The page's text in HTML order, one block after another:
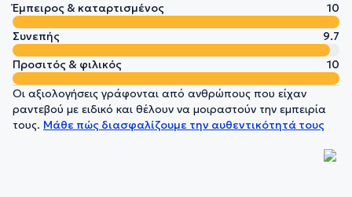
Έμπειρος & καταρτισμένος
10
Συνεπής
9.7
Προσιτός & φιλικός
10
Οι αξιολογήσεις γράφονται από ανθρώπους που είχαν
ραντεβού με ειδικό και θέλουν να μοιραστούν την εμπειρία
τους. Μάθε πώς διασφαλίζουμε την αυθεντικότητά τους